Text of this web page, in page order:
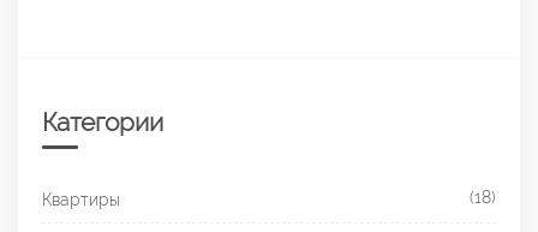
Категории
Квартиры (18)